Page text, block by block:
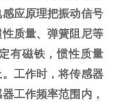
应原理把振动信号
质量、弹簧阻尼等
有磁铁，惯性质量
。工作时，将传感器
工作频率范围内，